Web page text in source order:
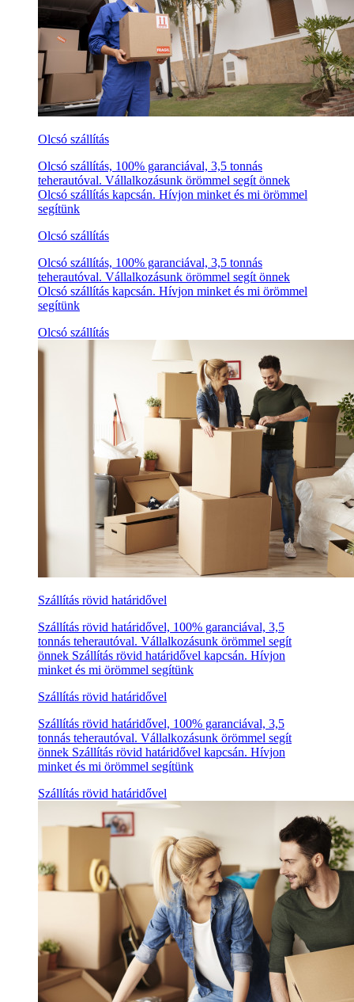
Olcsó szállítás
Olcsó szállítás, 100% garanciával, 3,5 tonnás
teherautóval. Vállalkozásunk örömmel segít önnek
Olcsó szállítás kapcsán. Hívjon minket és mi örömmel
segítünk
Olcsó szállítás
Olcsó szállítás, 100% garanciával, 3,5 tonnás
teherautóval. Vállalkozásunk örömmel segít önnek
Olcsó szállítás kapcsán. Hívjon minket és mi örömmel
segítünk
Olcsó szállítás
Szállítás rövid határidővel
Szállítás rövid határidővel, 100% garanciával, 3,5
tonnás teherautóval. Vállalkozásunk örömmel segít
önnek Szállítás rövid határidővel kapcsán. Hívjon
minket és mi örömmel segítünk
Szállítás rövid határidővel
Szállítás rövid határidővel, 100% garanciával, 3,5
tonnás teherautóval. Vállalkozásunk örömmel segít
önnek Szállítás rövid határidővel kapcsán. Hívjon
minket és mi örömmel segítünk
Szállítás rövid határidővel